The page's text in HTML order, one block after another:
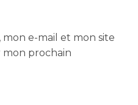
e-mail et mon site
prochain